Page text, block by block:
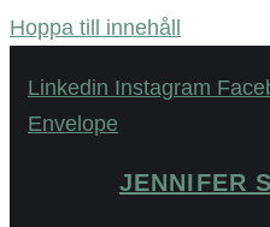
Hoppa till innehåll
Linkedin Instagram
Envelope
JENNIFER